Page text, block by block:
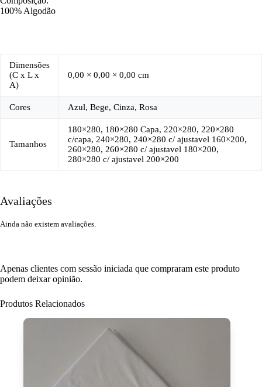
100% Algodão
Dimensões
(C x L x
A)
0,00 × 0,00 × 0,00 cm
Cores Azul, Bege, Cinza, Rosa
Tamanhos
180×280, 180×280 Capa, 220×280, 220×280
c/capa, 240×280, 240×280 c/ ajustavel 160×200,
260×280, 260×280 c/ ajustavel 180×200,
280×280 c/ ajustavel 200×200
Avaliações
Ainda não existem avaliações.
Apenas clientes com sessão iniciada que compraram este produto
podem deixar opinião.
Produtos Relacionados